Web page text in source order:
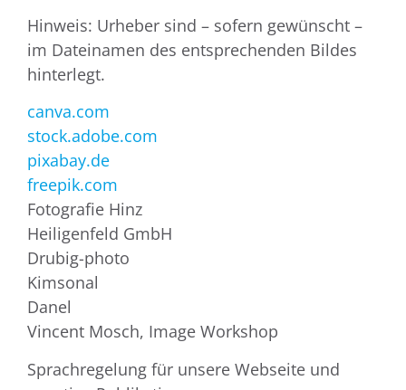
Hinweis: Urheber sind – sofern gewünscht –
im Dateinamen des entsprechenden Bildes
hinterlegt.
canva.com
stock.adobe.com
pixabay.de
freepik.com
Fotografie Hinz
Heiligenfeld GmbH
Drubig-photo
Kimsonal
Danel
Vincent Mosch, Image Workshop
Sprachregelung für unsere Webseite und